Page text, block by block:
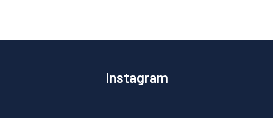
Instagram